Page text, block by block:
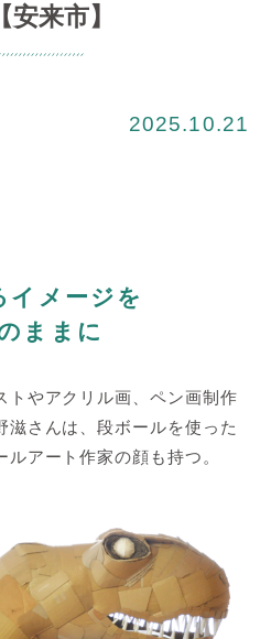
安来市】
2025.10.21
イメージを
ままに
トやアクリル画、ペン画制作
滋さんは、段ボールを使った
アート作家の顔も持つ。